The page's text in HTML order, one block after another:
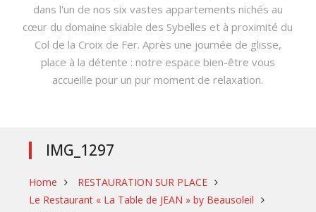
dans l'un de nos six vastes appartements nichés au
cœur du domaine skiable des Sybelles et à proximité du
Col de la Croix de Fer. Après une journée de glisse,
place à la détente : notre espace bien-être vous
accueille pour un pur moment de relaxation.
IMG_1297
Home
️ RESTAURATION SUR PLACE
Le Restaurant « La Table de JEAN » by Beausoleil